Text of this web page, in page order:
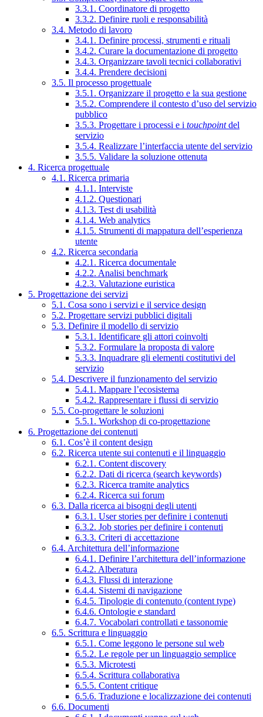
3.3.1. Coordinatore di progetto
3.3.2. Definire ruoli e responsabilità
3.4. Metodo di lavoro
3.4.1. Definire processi, strumenti e rituali
3.4.2. Curare la documentazione di progetto
3.4.3. Organizzare tavoli tecnici collaborativi
3.4.4. Prendere decisioni
3.5. Il processo progettuale
3.5.1. Organizzare il progetto e la sua gestione
3.5.2. Comprendere il contesto d’uso del servizio
pubblico
3.5.3. Progettare i processi e i touchpointdel
servizio
3.5.4. Realizzare l’interfaccia utente del servizio
3.5.5. Validare la soluzione ottenuta
4. Ricerca progettuale
4.1. Ricerca primaria
4.1.1. Interviste
4.1.2. Questionari
4.1.3. Test di usabilità
4.1.4. Web analytics
4.1.5. Strumenti di mappatura dell’esperienza
utente
4.2. Ricerca secondaria
4.2.1. Ricerca documentale
4.2.2. Analisi benchmark
4.2.3. Valutazione euristica
5. Progettazione dei servizi
5.1. Cosa sono i servizi e il service design
5.2. Progettare servizi pubblici digitali
5.3. Definire il modello di servizio
5.3.1. Identificare gli attori coinvolti
5.3.2. Formulare la proposta di valore
5.3.3. Inquadrare gli elementi costitutivi del
servizio
5.4. Descrivere il funzionamento del servizio
5.4.1. Mappare l’ecosistema
5.4.2. Rappresentare i flussi di servizio
5.5. Co-progettare le soluzioni
5.5.1. Workshop di co-progettazione
6. Progettazione dei contenuti
6.1. Cos’è il content design
6.2. Ricerca utente sui contenuti e il linguaggio
6.2.1. Content discovery
6.2.2. Dati di ricerca (search keywords)
6.2.3. Ricerca tramite analytics
6.2.4. Ricerca sui forum
6.3. Dalla ricerca ai bisogni degli utenti
6.3.1. User stories per definire i contenuti
6.3.2. Job stories per definire i contenuti
6.3.3. Criteri di accettazione
6.4. Architettura dell’informazione
6.4.1. Definire l’architettura dell’informazione
6.4.2. Alberatura
6.4.3. Flussi di interazione
6.4.4. Sistemi di navigazione
6.4.5. Tipologie di contenuto (content type)
6.4.6. Ontologie e standard
6.4.7. Vocabolari controllati e tassonomie
6.5. Scrittura e linguaggio
6.5.1. Come leggono le persone sul web
6.5.2. Le regole per un linguaggio semplice
6.5.3. Microtesti
6.5.4. Scrittura collaborativa
6.5.5. Content critique
6.5.6. Traduzione e localizzazione dei contenuti
6.6. Documenti